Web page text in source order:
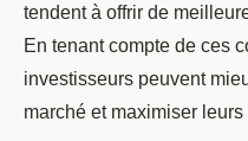
tendent à offrir de
En tenant compte de ces
investisseurs peuvent
marché et maximiser leurs